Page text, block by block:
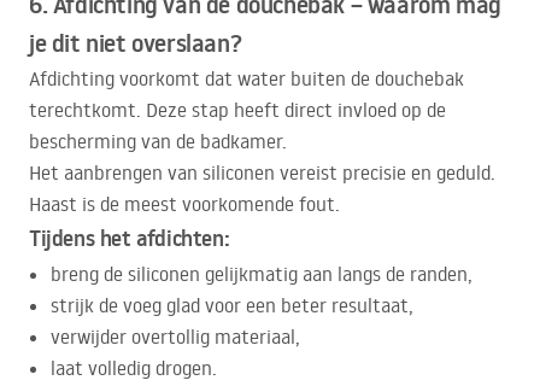
je dit niet overslaan?
Afdichting voorkomt dat water buiten de douchebak
terechtkomt. Deze stap heeft direct invloed op de
bescherming van de badkamer.
Het aanbrengen van siliconen vereist precisie en geduld.
Haast is de meest voorkomende fout.
Tijdens het afdichten:
breng de siliconen gelijkmatig aan langs de randen,
strijk de voeg glad voor een beter resultaat,
verwijder overtollig materiaal,
laat volledig drogen.